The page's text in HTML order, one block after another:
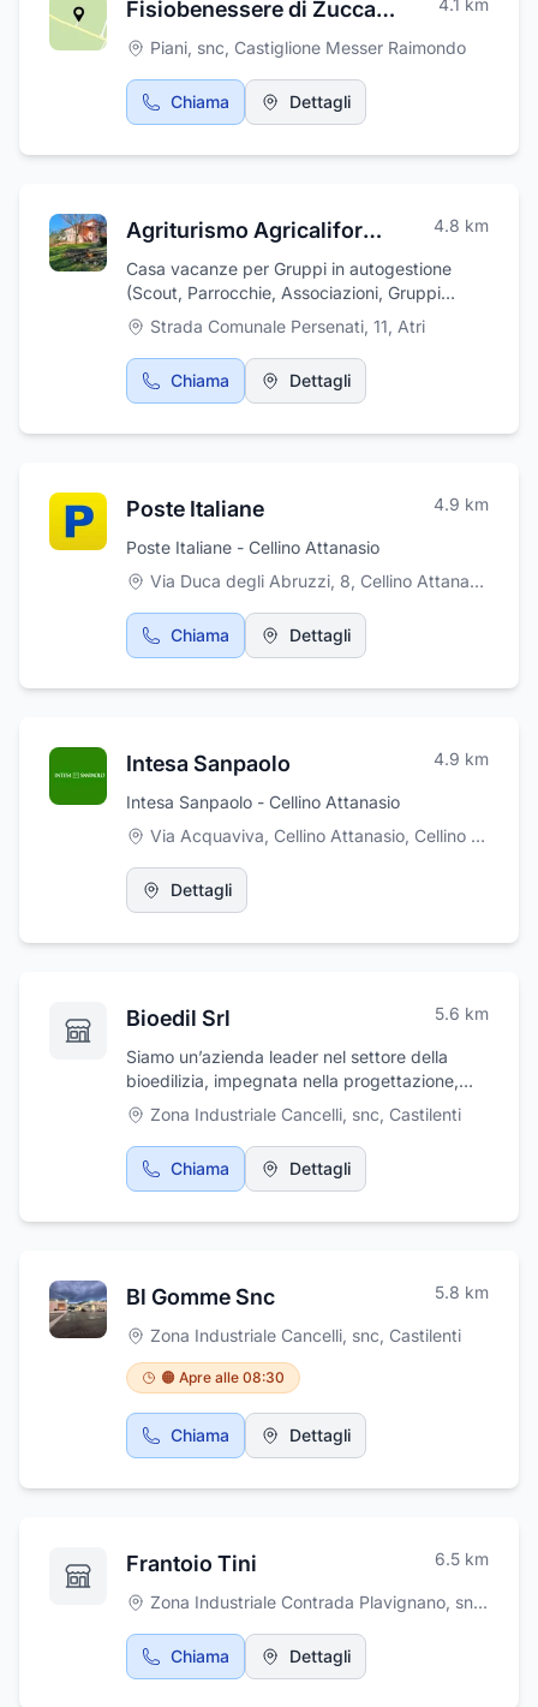
Fisiobenessere di Zuccaro Tommaso 4.1 km
Piani, snc, Castiglione Messer Raimondo
Chiama Dettagli
Agriturismo Agricalifornia 4.8 km
Casa vacanze per Gruppi in autogestione
(Scout, Parrocchie, Associazioni, Gruppi
spontanei, Gruppi scolastici, Gruppi famigliari,
ecc.) e non solo.
Strada Comunale Persenati, 11, Atri
Chiama Dettagli
Poste Italiane 4.9 km
Poste Italiane - Cellino Attanasio
Via Duca degli Abruzzi, 8, Cellino Attanasio
Chiama Dettagli
Intesa Sanpaolo 4.9 km
Intesa Sanpaolo - Cellino Attanasio
Via Acquaviva, Cellino Attanasio, Cellino Attanasio
Dettagli
Bioedil Srl 5.6 km
Siamo un’azienda leader nel settore della
bioedilizia, impegnata nella progettazione,
produzione e costruzione di case in legno
eco-sostenibili e bioedilizia.
Zona Industriale Cancelli, snc, Castilenti
Chiama Dettagli
Bl Gomme Snc 5.8 km
Zona Industriale Cancelli, snc, Castilenti
🟠 Apre alle 08:30
Chiama Dettagli
Frantoio Tini 6.5 km
Zona Industriale Contrada Plavignano, snc,
Chiama Dettagli